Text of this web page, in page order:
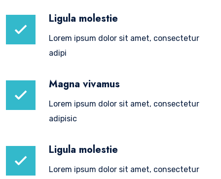
Ligula molestie
Lorem ipsum dolor sit amet, consectetur
adipi
Magna vivamus
Lorem ipsum dolor sit amet, consectetur
adipisic
Ligula molestie
Lorem ipsum dolor sit amet, consectetur